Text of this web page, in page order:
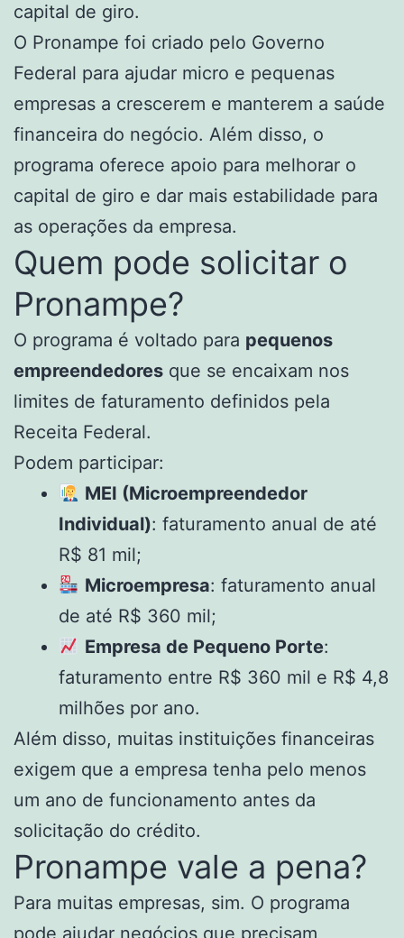
capital de giro.
O Pronampe foi criado pelo Governo
Federal para ajudar micro e pequenas
empresas a crescerem e manterem a saúde
financeira do negócio. Além disso, o
programa oferece apoio para melhorar o
capital de giro e dar mais estabilidade para
as operações da empresa.
Quem pode solicitar o
Pronampe?
O programa é voltado para pequenos
empreendedores que se encaixam nos
limites de faturamento definidos pela
Receita Federal.
Podem participar:
MEI (Microempreendedor
Individual): faturamento anual de até
R$ 81 mil;
Microempresa: faturamento anual
de até R$ 360 mil;
Empresa de Pequeno Porte:
faturamento entre R$ 360 mil e R$ 4,8
milhões por ano.
Além disso, muitas instituições financeiras
exigem que a empresa tenha pelo menos
um ano de funcionamento antes da
solicitação do crédito.
Pronampe vale a pena?
Para muitas empresas, sim. O programa